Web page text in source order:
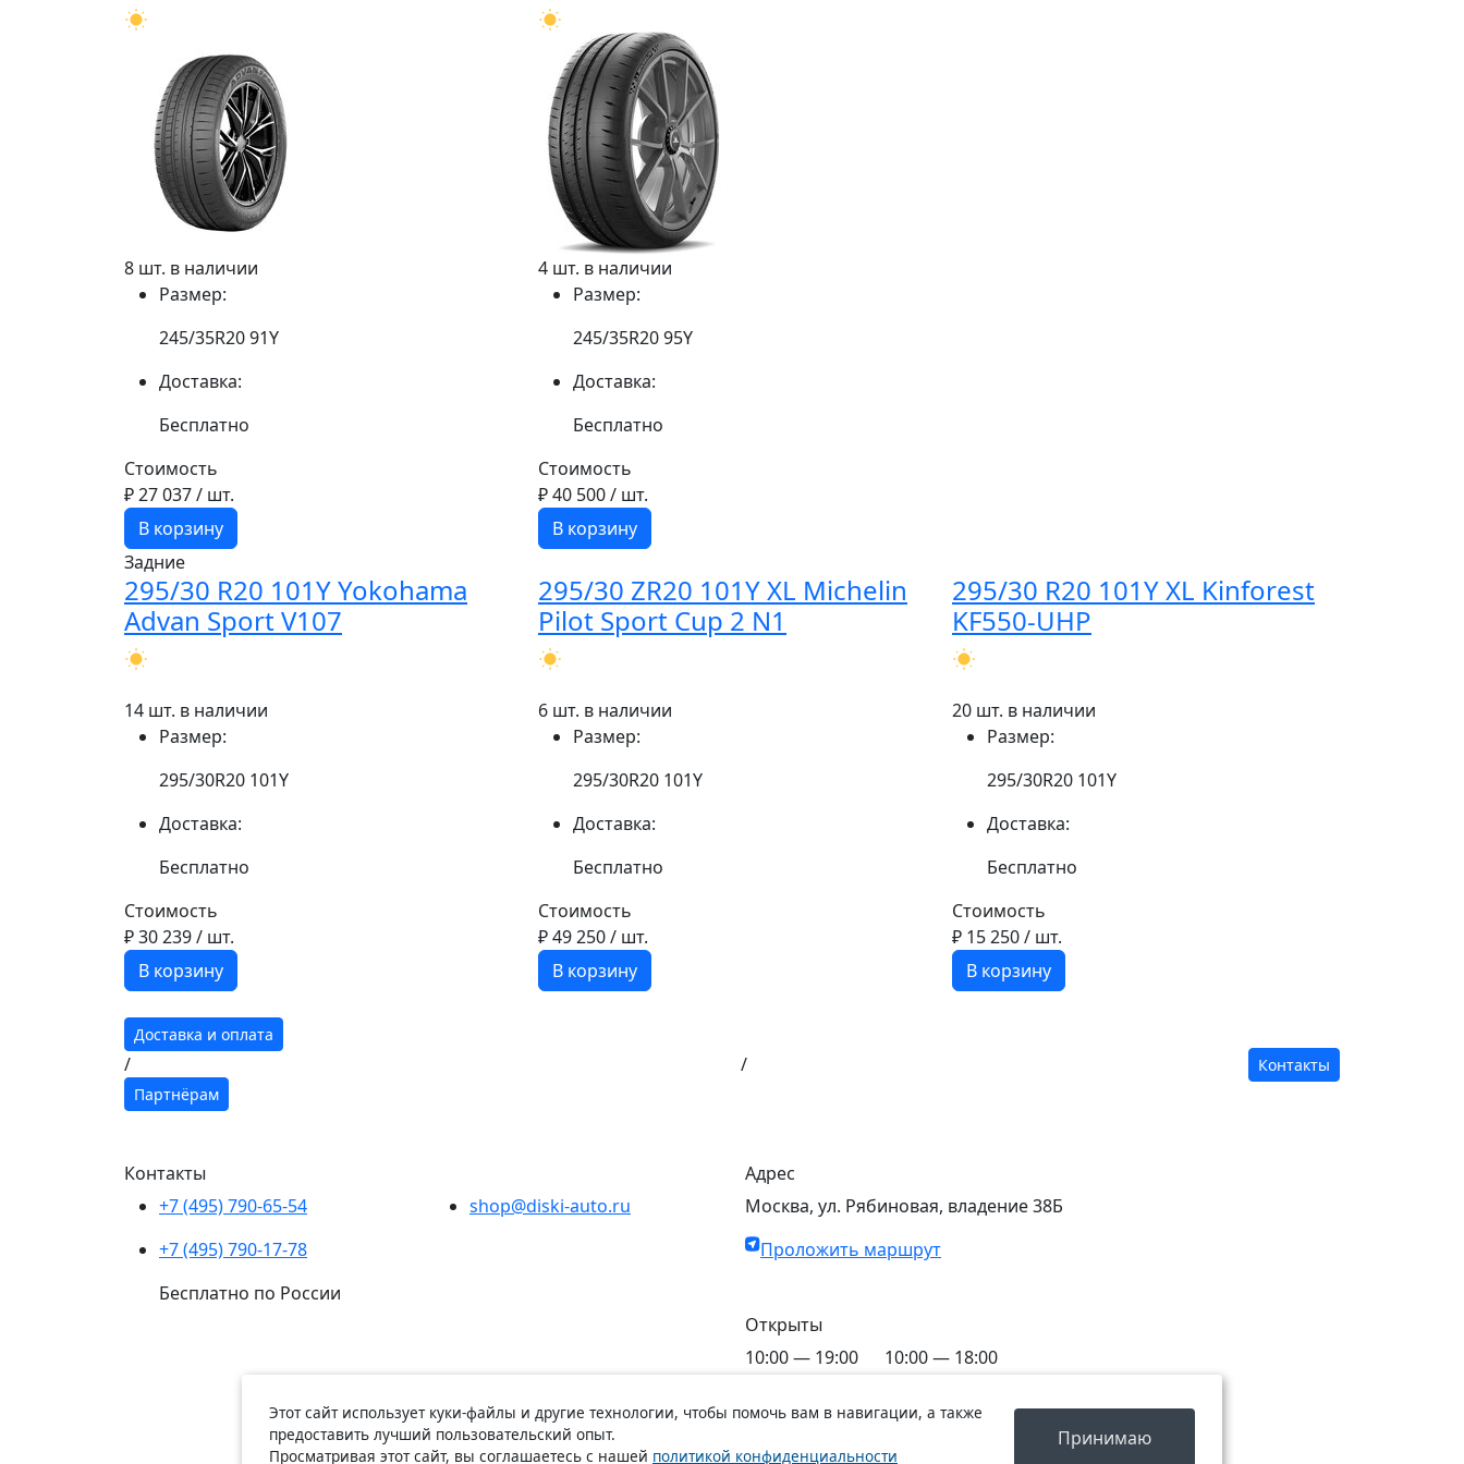
8 шт. в наличии
Размер:
245/35R20 91Y
Доставка:
Бесплатно
Стоимость
₽ 27 037/ шт.
В корзину
4 шт. в наличии
Размер:
245/35R20 95Y
Доставка:
Бесплатно
Стоимость
₽ 40 500/ шт.
В корзину
Задние
295/30 R20 101Y Yokohama
Advan Sport V107
14 шт. в наличии
Размер:
295/30R20 101Y
Доставка:
Бесплатно
Стоимость
₽ 30 239/ шт.
В корзину
295/30 ZR20 101Y XL Michelin
Pilot Sport Cup 2 N1
6 шт. в наличии
Размер:
295/30R20 101Y
Доставка:
Бесплатно
Стоимость
₽ 49 250/ шт.
В корзину
295/30 R20 101Y XL Kinforest
KF550-UHP
20 шт. в наличии
Размер:
295/30R20 101Y
Доставка:
Бесплатно
Стоимость
₽ 15 250/ шт.
В корзину
Доставка и оплата
/
Партнёрам
/ Контакты
Контакты
+7 (495) 790-65-54
+7 (495) 790-17-78
Бесплатно по России
shop@diski-auto.ru
Адрес
Москва, ул. Рябиновая, владение 38Б
Проложить маршрут
Открыты
10:00 — 19:00
10:00 — 18:00
Этот сайт использует куки-файлы и другие технологии, чтобы помочь вам в навигации, а также
предоставить лучший пользовательский опыт.
Просматривая этот сайт, вы соглашаетесь с нашей политикой конфиденциальности
Принимаю